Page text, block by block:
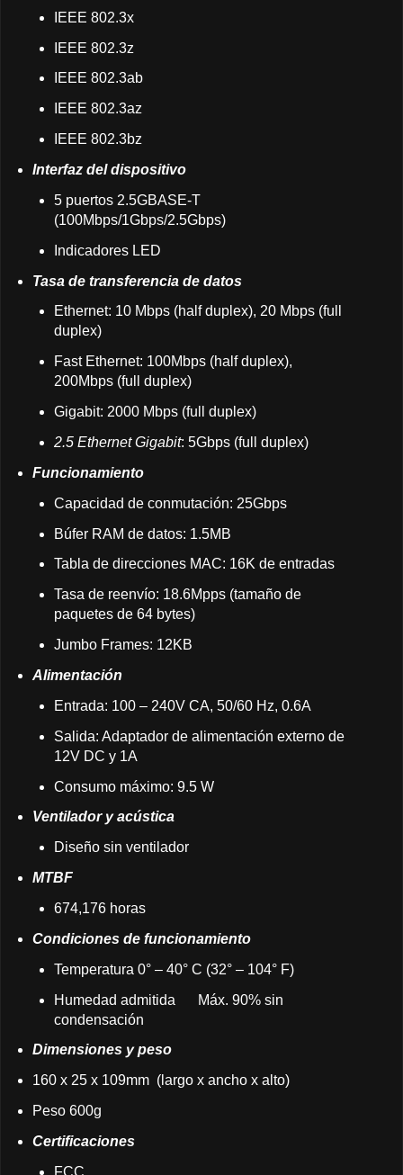
IEEE 802.3x
IEEE 802.3z
IEEE 802.3ab
IEEE 802.3az
IEEE 802.3bz
Interfaz del dispositivo
5 puertos 2.5GBASE-T
(100Mbps/1Gbps/2.5Gbps)
Indicadores LED
Tasa de transferencia de datos
Ethernet: 10 Mbps (half duplex), 20 Mbps (full
duplex)
Fast Ethernet: 100Mbps (half duplex),
200Mbps (full duplex)
Gigabit: 2000 Mbps (full duplex)
2.5 Ethernet Gigabit: 5Gbps (full duplex)
Funcionamiento
Capacidad de conmutación: 25Gbps
Búfer RAM de datos: 1.5MB
Tabla de direcciones MAC: 16K de entradas
Tasa de reenvío: 18.6Mpps (tamaño de
paquetes de 64 bytes)
Jumbo Frames: 12KB
Alimentación
Entrada: 100 – 240V CA, 50/60 Hz, 0.6A
Salida: Adaptador de alimentación externo de
12V DC y 1A
Consumo máximo: 9.5 W
Ventilador y acústica
Diseño sin ventilador
MTBF
674,176 horas
Condiciones de funcionamiento
Temperatura 0° – 40° C (32° – 104° F)
Humedad admitida
Máx. 90% sin
condensación
Dimensiones y peso
160 x 25 x 109mm (largo x ancho x alto)
Peso 600g
Certificaciones
FCC